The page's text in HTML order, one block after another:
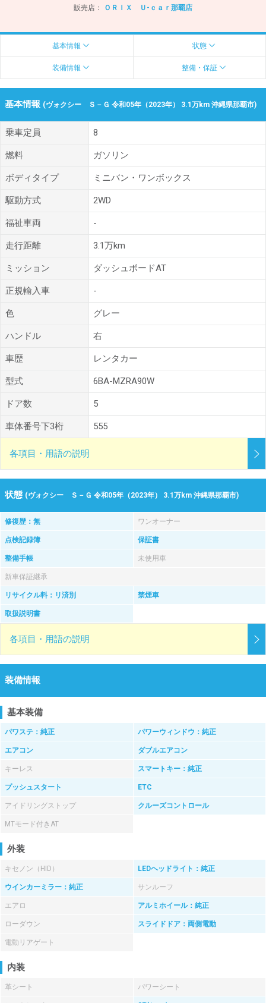
販売店： ＯＲＩＸ Ｕ-ｃａｒ那覇店
基本情報 状態
装備情報 整備・保証
基本情報 (ヴォクシー Ｓ－Ｇ 令和05年（2023年） 3.1万km 沖縄県那覇市)
乗車定員 8
燃料 ガソリン
ボディタイプ ミニバン・ワンボックス
駆動方式 2WD
福祉車両 -
走行距離 3.1万km
ミッション ダッシュボードAT
正規輸入車 -
色 グレー
ハンドル 右
車歴 レンタカー
型式 6BA-MZRA90W
ドア数 5
車体番号下3桁 555
各項目・用語の説明
状態 (ヴォクシー Ｓ－Ｇ 令和05年（2023年） 3.1万km 沖縄県那覇市)
修復歴：無 ワンオーナー
点検記録簿 保証書
整備手帳 未使用車
新車保証継承
リサイクル料：リ済別 禁煙車
取扱説明書
各項目・用語の説明
装備情報
基本装備
パワステ：純正 パワーウィンドウ：純正
エアコン ダブルエアコン
キーレス スマートキー：純正
プッシュスタート ETC
アイドリングストップ クルーズコントロール
MTモード付きAT
外装
キセノン（HID） LEDヘッドライト：純正
ウインカーミラー：純正 サンルーフ
エアロ アルミホイール：純正
ローダウン スライドドア：両側電動
電動リアゲート
内装
革シート パワーシート